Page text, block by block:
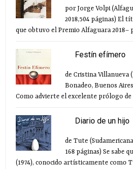
por Jorge Volpi
2018,504 páginas) El
que obtuvo el Premio Alfaguara 2018–
Festín efímero
de Cristina
Bonadeo, Buenos
Como advierte el excelente prólogo de
Diario de un hijo
de Tute
168 páginas) Se sabe
(1974), conocido artísticamente como